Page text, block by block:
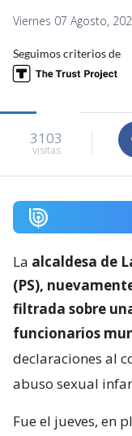
Viernes 07 Agosto,
Seguimos criterios de
3103
visitas
La alcaldesa de
(PS),
filtrada sobre
funcionarios
declaraciones al
abuso sexual
Fue el jueves, en